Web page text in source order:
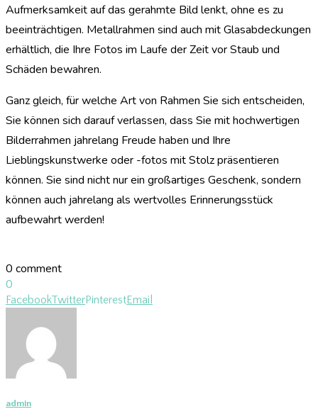
Aufmerksamkeit auf das gerahmte Bild lenkt, ohne es zu
beeinträchtigen. Metallrahmen sind auch mit Glasabdeckungen
erhältlich, die Ihre Fotos im Laufe der Zeit vor Staub und
Schäden bewahren.
Ganz gleich, für welche Art von Rahmen Sie sich entscheiden,
Sie können sich darauf verlassen, dass Sie mit hochwertigen
Bilderrahmen jahrelang Freude haben und Ihre
Lieblingskunstwerke oder -fotos mit Stolz präsentieren
können. Sie sind nicht nur ein großartiges Geschenk, sondern
können auch jahrelang als wertvolles Erinnerungsstück
aufbewahrt werden!
0 comment
0
FacebookTwitterPinterestEmail
admin